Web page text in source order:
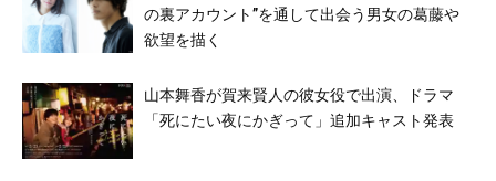
の裏アカウント”を通して出会う男女の葛藤や
欲望を描く
山本舞香が賀来賢人の彼女役で出演、ドラマ
「死にたい夜にかぎって」追加キャスト発表